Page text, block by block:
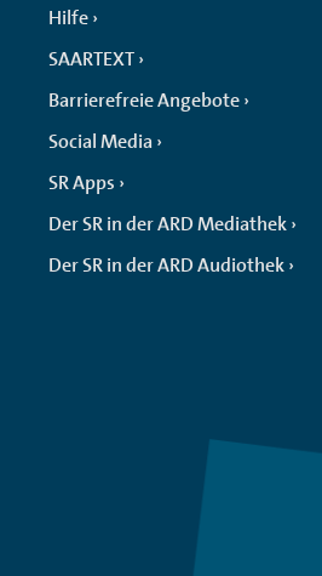
Hilfe
SAARTEXT
Barrierefreie Angebote
Social Media
SR Apps
Der SR in der ARD Mediathek
Der SR in der ARD Audiothek